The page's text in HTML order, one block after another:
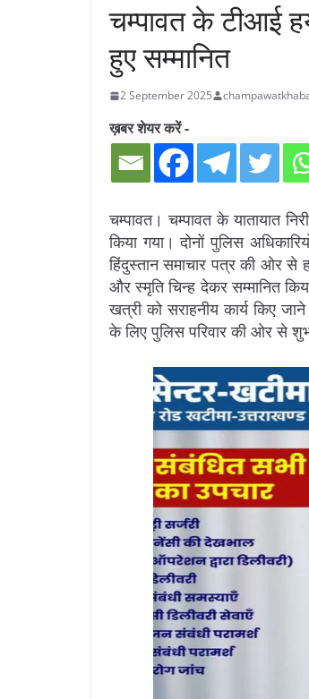
चम्पावत के टीआई
हुए सम्मानित
2 September 2025
ख़बर शेयर करें -
चम्पावत। चम्पावत के यातायात
किया गया। दोनों पुलिस
हिंदुस्तान समाचार पत्र की ओर से
और स्मृति चिन्ह देकर सम्मानित
खत्री को सराहनीय कार्य किए
के लिए पुलिस परिवार की ओर से